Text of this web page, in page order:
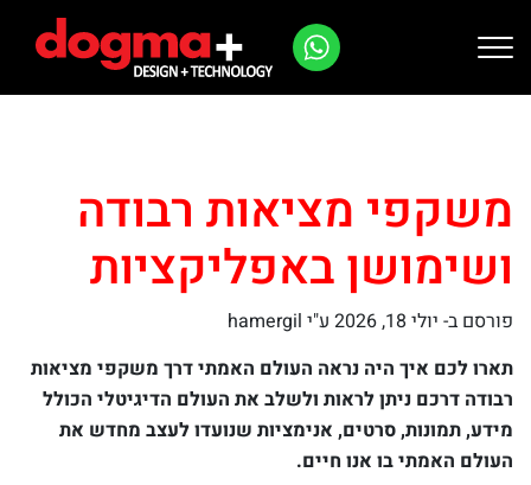
משקפי מציאות רבודה
ושימושן באפליקציות
פורסם ב- יולי 18, 2026
ע"י hamergil
תארו לכם איך היה נראה העולם האמתי דרך משקפי מציאות
רבודה דרכם ניתן לראות ולשלב את העולם הדיגיטלי הכולל
מידע, תמונות,סרטים, אנימציות שנועדו לעצב מחדש את
העולם האמתי בו אנו חיים.